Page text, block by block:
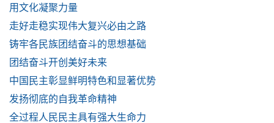
用文化凝聚力量
走好走稳实现伟大复兴必由之路
铸牢各民族团结奋斗的思想基础
团结奋斗开创美好未来
中国民主彰显鲜明特色和显著优势
发扬彻底的自我革命精神
全过程人民民主具有强大生命力